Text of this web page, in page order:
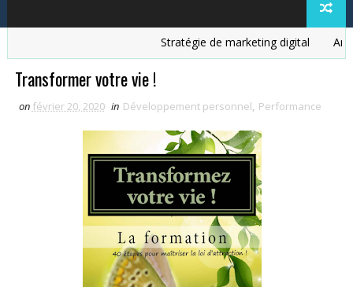
Stratégie de marketing digital
Transformer votre vie !
on février 20, 2020 in Développement personnel, Performance